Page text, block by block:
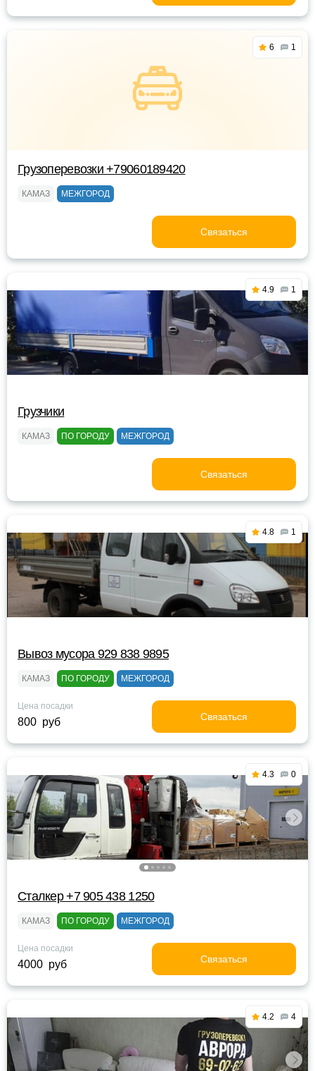
6 1
Грузоперевозки +79060189420
КАМАЗ МЕЖГОРОД
Связаться
4.9 1
Грузчики
КАМАЗ ПО ГОРОДУ МЕЖГОРОД
Связаться
4.8 1
Вывоз мусора 929 838 9895
КАМАЗ ПО ГОРОДУ МЕЖГОРОД
Цена посадки
800 руб Связаться
4.3 0
Сталкер +7 905 438 1250
КАМАЗ ПО ГОРОДУ МЕЖГОРОД
Цена посадки
4000 руб Связаться
4.2 4